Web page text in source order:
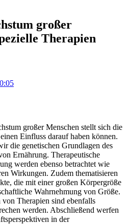
großer
Therapien
großer Menschen stellt sich die
Einfluss darauf haben können.
die genetischen Grundlagen des
Ernährung. Therapeutische
werden ebenso betrachtet wie
Wirkungen. Zudem thematisieren
die mit einer großen Körpergröße
Wahrnehmung von Größe.
Therapien sind ebenfalls
werden. Abschließend werfen
in der